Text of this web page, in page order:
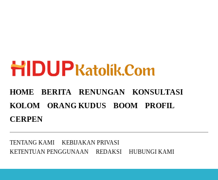
HOME BERITA RENUNGAN
KONSULTASI
KOLOM
ORANG KUDUS BOOM
PROFIL
CERPEN
TENTANG KAMI
KEBIJAKAN PRIVASI
KETENTUAN PENGGUNAAN
REDAKSI HUBUNGI KAMI